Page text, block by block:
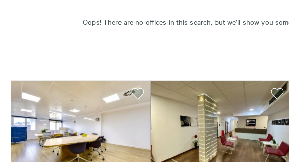
Oops! There are no offices in this search, but we’ll show you